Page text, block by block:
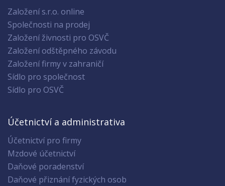
Založení s.r.o. online
Společnosti na prodej
Založení živnosti pro OSVČ
Založení odštěpného závodu
Založení firmy v zahraničí
Sídlo pro společnost
Sídlo pro OSVČ
Účetnictví a administrativa
Účetnictví pro firmy
Mzdové účetnictví
Daňové poradenství
Daňové přiznání fyzických osob